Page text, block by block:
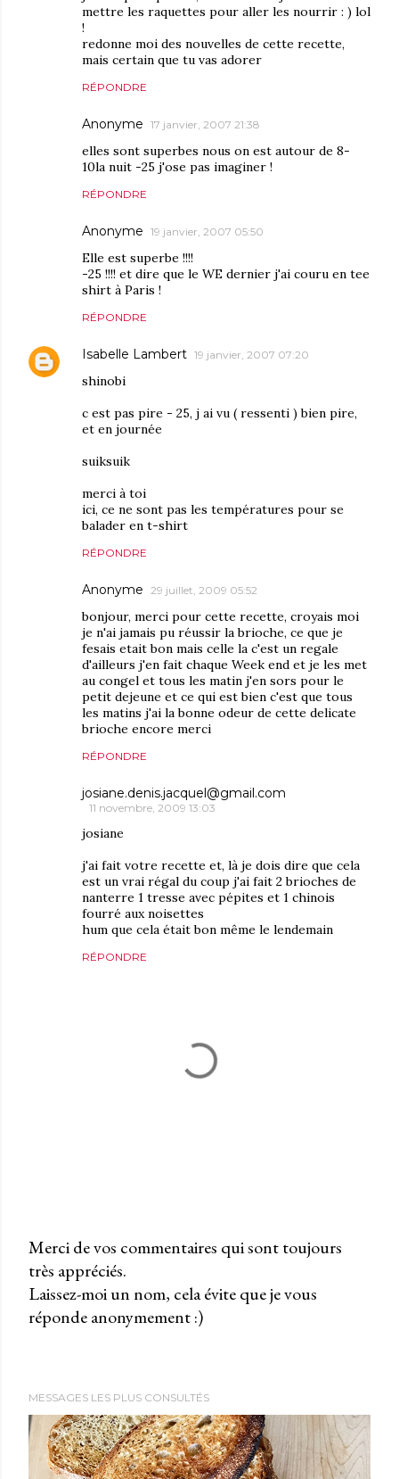
mettre les raquettes pour aller les nourrir : ) lol
!
redonne moi des nouvelles de cette recette,
mais certain que tu vas adorer
RÉPONDRE
Anonyme 17 janvier, 2007 21:38
elles sont superbes nous on est autour de 8-
10la nuit -25 j'ose pas imaginer !
RÉPONDRE
Anonyme 19 janvier, 2007 05:50
Elle est superbe !!!!
-25 !!!! et dire que le WE dernier j'ai couru en tee
shirt à Paris !
RÉPONDRE
Isabelle Lambert 19 janvier, 2007 07:20
shinobi
c est pas pire - 25, j ai vu ( ressenti ) bien pire,
et en journée
suiksuik
merci à toi
ici, ce ne sont pas les températures pour se
balader en t-shirt
RÉPONDRE
Anonyme 29 juillet, 2009 05:52
bonjour, merci pour cette recette, croyais moi
je n'ai jamais pu réussir la brioche, ce que je
fesais etait bon mais celle la c'est un regale
d'ailleurs j'en fait chaque Week end et je les met
au congel et tous les matin j'en sors pour le
petit dejeune et ce qui est bien c'est que tous
les matins j'ai la bonne odeur de cette delicate
brioche encore merci
RÉPONDRE
josiane.denis.jacquel@gmail.com
11 novembre, 2009 13:03
josiane
j'ai fait votre recette et, là je dois dire que cela
est un vrai régal du coup j'ai fait 2 brioches de
nanterre 1 tresse avec pépites et 1 chinois
fourré aux noisettes
hum que cela était bon même le lendemain
RÉPONDRE
P
u
b
r
u
Merci de vos commentaires qui sont toujours
très appréciés.
Laissez-moi un nom, cela évite que je vous
réponde anonymement :)
MESSAGES LES PLUS CONSULTÉS